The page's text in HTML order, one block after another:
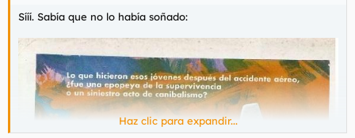
Sííí. Sabía que no lo había soñado:
Haz clic para expandir...